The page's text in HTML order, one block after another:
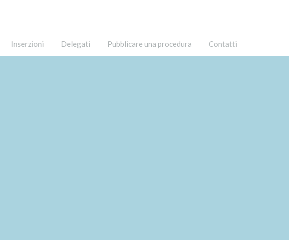
Inserzioni Delegati Pubblicare una procedura Contatti